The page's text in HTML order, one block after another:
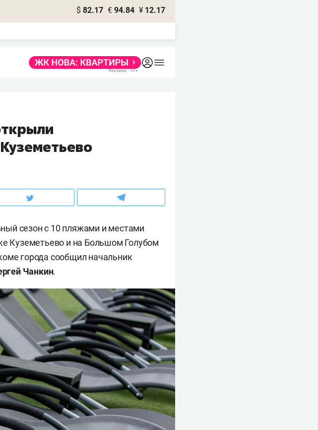
$ 82.17 € 94.84 ¥ 12.17
сезон с 10 пляжами и местами
Куземетьево и на Большом Голубом
города сообщил начальник
Чанкин.